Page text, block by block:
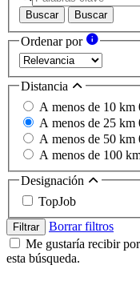
Buscar Buscar
Ordenar por
Distancia
A menos de 10 km
A menos de 25 km
A menos de 50 km
A menos de 100
Designación
TopJob
Filtrar
Borrar filtros
Me gustaría recibir
esta búsqueda.